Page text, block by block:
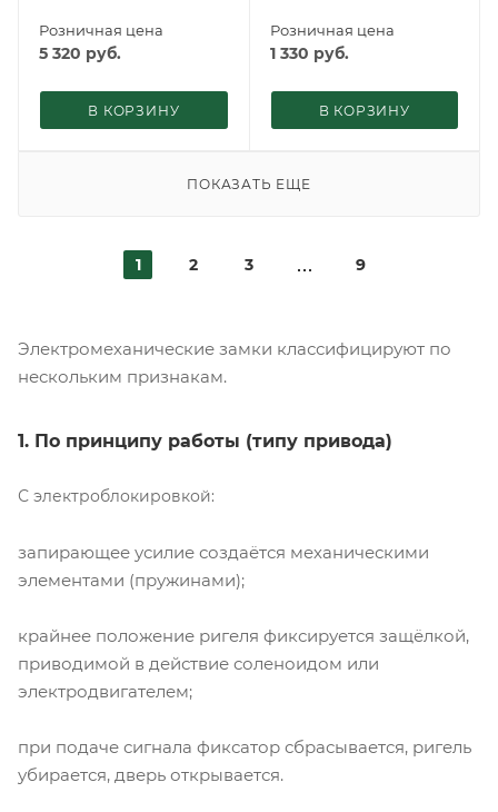
Розничная цена
5 320 руб.
В КОРЗИНУ
Розничная цена
1 330 руб.
В КОРЗИНУ
ПОКАЗАТЬ ЕЩЕ
1 2 3 9
Электромеханические замки классифицируют по
нескольким признакам.
1. По принципу работы (типу привода)
С электроблокировкой:
запирающее усилие создаётся механическими
элементами (пружинами);
крайнее положение ригеля фиксируется защёлкой,
приводимой в действие соленоидом или
электродвигателем;
при подаче сигнала фиксатор сбрасывается, ригель
убирается, дверь открывается.